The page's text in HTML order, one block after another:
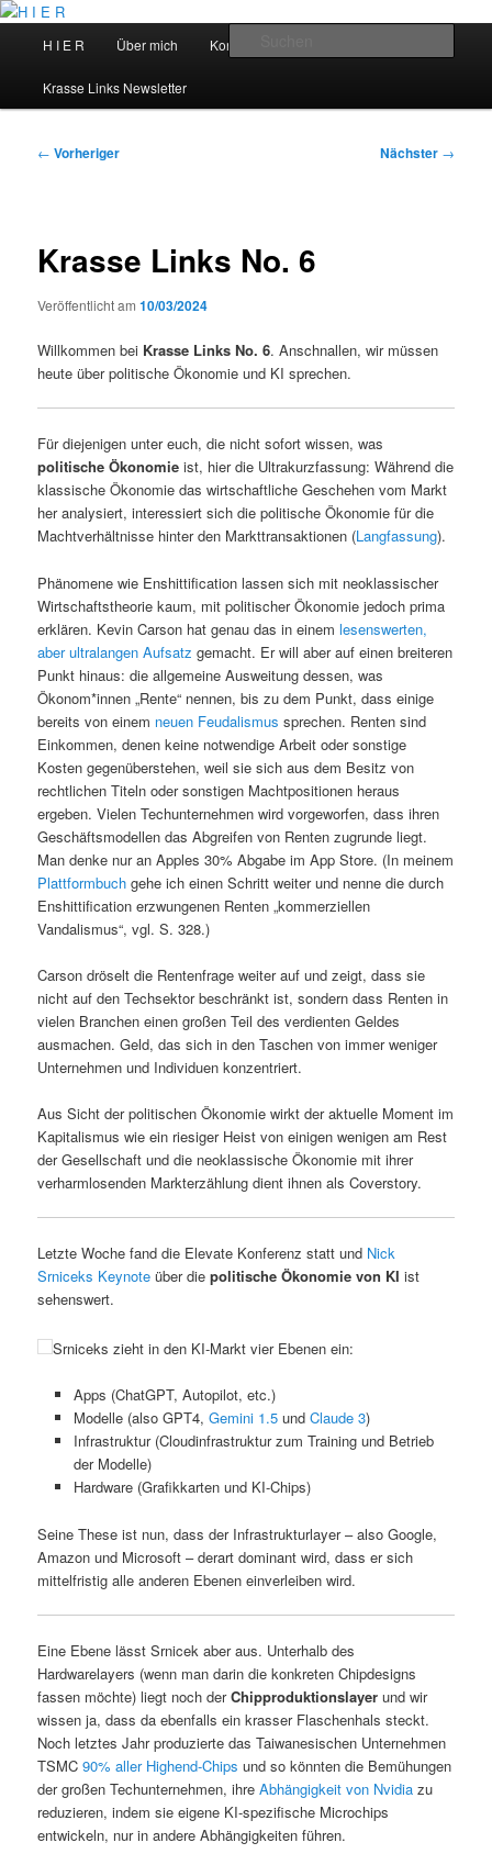
Zum
springenH I E R
H I E R Über mich Kontakt
Krasse Links Newsletter
Beitragsnavigation
← Vorheriger Nächster →
Krasse Links No. 6
Veröffentlicht am10/03/2024
Willkommen bei Krasse Links No. 6. Anschnallen, wir müssen
heute über politische Ökonomie und KI sprechen.
Für diejenigen unter euch, die nicht sofort wissen, was
politische Ökonomie ist, hier die Ultrakurzfassung: Während die
klassische Ökonomie das wirtschaftliche Geschehen vom Markt
her analysiert, interessiert sich die politische Ökonomie für die
Machtverhältnisse hinter den Markttransaktionen (Langfassung).
Phänomene wie Enshittification lassen sich mit neoklassischer
Wirtschaftstheorie kaum, mit politischer Ökonomie jedoch prima
erklären. Kevin Carson hat genau das in einemlesenswerten,
aber ultralangen Aufsatz gemacht. Er will aber auf einen breiteren
Punkt hinaus: die allgemeine Ausweitung dessen, was
Ökonom*innen „Rente“ nennen, bis zu dem Punkt, dass einige
bereits von einem neuen Feudalismus sprechen. Renten sind
Einkommen, denen keine notwendige Arbeit oder sonstige
Kosten gegenüberstehen, weil sie sich aus dem Besitz von
rechtlichen Titeln oder sonstigen Machtpositionen heraus
ergeben. Vielen Techunternehmen wird vorgeworfen, dass ihren
Geschäftsmodellen das Abgreifen von Renten zugrunde liegt.
Man denke nur an Apples 30% Abgabe im App Store. (In meinem
Plattformbuch gehe ich einen Schritt weiter und nenne die durch
Enshittification erzwungenen Renten „kommerziellen
Vandalismus“, vgl. S. 328.)
Carson dröselt die Rentenfrage weiter auf und zeigt, dass sie
nicht auf den Techsektor beschränkt ist, sondern dass Renten in
vielen Branchen einen großen Teil des verdienten Geldes
ausmachen. Geld, das sich in den Taschen von immer weniger
Unternehmen und Individuen konzentriert.
Aus Sicht der politischen Ökonomie wirkt der aktuelle Moment im
Kapitalismus wie ein riesiger Heist von einigen wenigen am Rest
der Gesellschaft und die neoklassische Ökonomie mit ihrer
verharmlosenden Markterzählung dient ihnen als Coverstory.
Letzte Woche fand die Elevate Konferenz statt und Nick
Srniceks Keynote über diepolitische Ökonomie von KI ist
sehenswert.
Srniceks zieht in den KI-Markt vier Ebenen ein:
Apps (ChatGPT, Autopilot, etc.)
Modelle (also GPT4, Gemini 1.5und Claude 3)
Infrastruktur (Cloudinfrastruktur zum Training und Betrieb
der Modelle)
Hardware (Grafikkarten und KI-Chips)
Seine These ist nun, dass der Infrastrukturlayer – also Google,
Amazon und Microsoft – derart dominant wird, dass er sich
mittelfristig alle anderen Ebenen einverleiben wird.
Eine Ebene lässt Srnicek aber aus. Unterhalb des
Hardwarelayers (wenn man darin die konkreten Chipdesigns
fassen möchte) liegt noch derChipproduktionslayer und wir
wissen ja, dass da ebenfalls ein krasser Flaschenhals steckt.
Noch letztes Jahr produzierte das Taiwanesischen Unternehmen
TSMC90% aller Highend-Chips und so könnten die Bemühungen
der großen Techunternehmen, ihreAbhängigkeit von Nvidia zu
reduzieren, indem sie eigene KI-spezifische Microchips
entwickeln, nur in andere Abhängigkeiten führen.